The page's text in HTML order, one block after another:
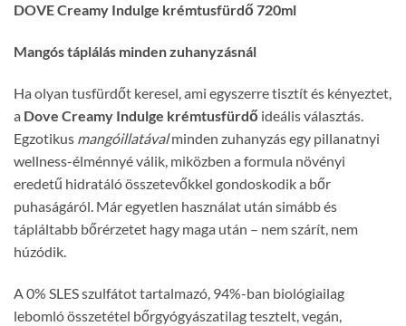
DOVE Creamy Indulge krémtusfürdő 720ml
Mangós táplálás minden zuhanyzásnál
Ha olyan tusfürdőt keresel, ami egyszerre tisztít és kényeztet,
a Dove Creamy Indulge krémtusfürdő ideális választás.
Egzotikus mangóillatávalminden zuhanyzás egy pillanatnyi
wellness-élménnyé válik, miközben a formula növényi
eredetű hidratáló összetevőkkel gondoskodik a bőr
puhaságáról. Már egyetlen használat után simább és
tápláltabb bőrérzetet hagy maga után – nem szárít, nem
húzódik.
A 0% SLES szulfátot tartalmazó, 94%-ban biológiailag
lebomló összetétel bőrgyógyászatilag tesztelt, vegán,